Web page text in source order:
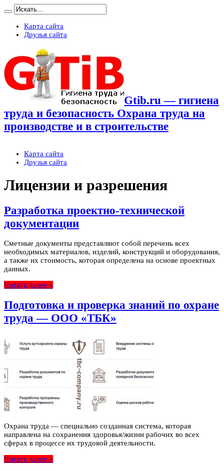
Карта сайта
Друзья сайта
Gtib.ru — гигиена
труда и безопасность Охрана труда на
производстве и в строительстве
Карта сайта
Друзья сайта
Лицензии и разрешения
Разработка проектно-технической
документации
Сметные документы представляют собой перечень всех
необходимых материалов, изделий, конструкций и оборудования,
а также их стоимость, которая определена на основе проектных
данных.
Читать далее »
Подготовка и проверка знаний по охране
труда — ООО «ТБК»
Охрана труда — специально созданная система, которая
направлена на сохранения здоровья/жизни рабочих во всех
сферах в процессе их трудовой деятельности.
Читать далее »